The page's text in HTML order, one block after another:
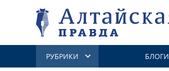
РУБРИКИ БЛОГИ